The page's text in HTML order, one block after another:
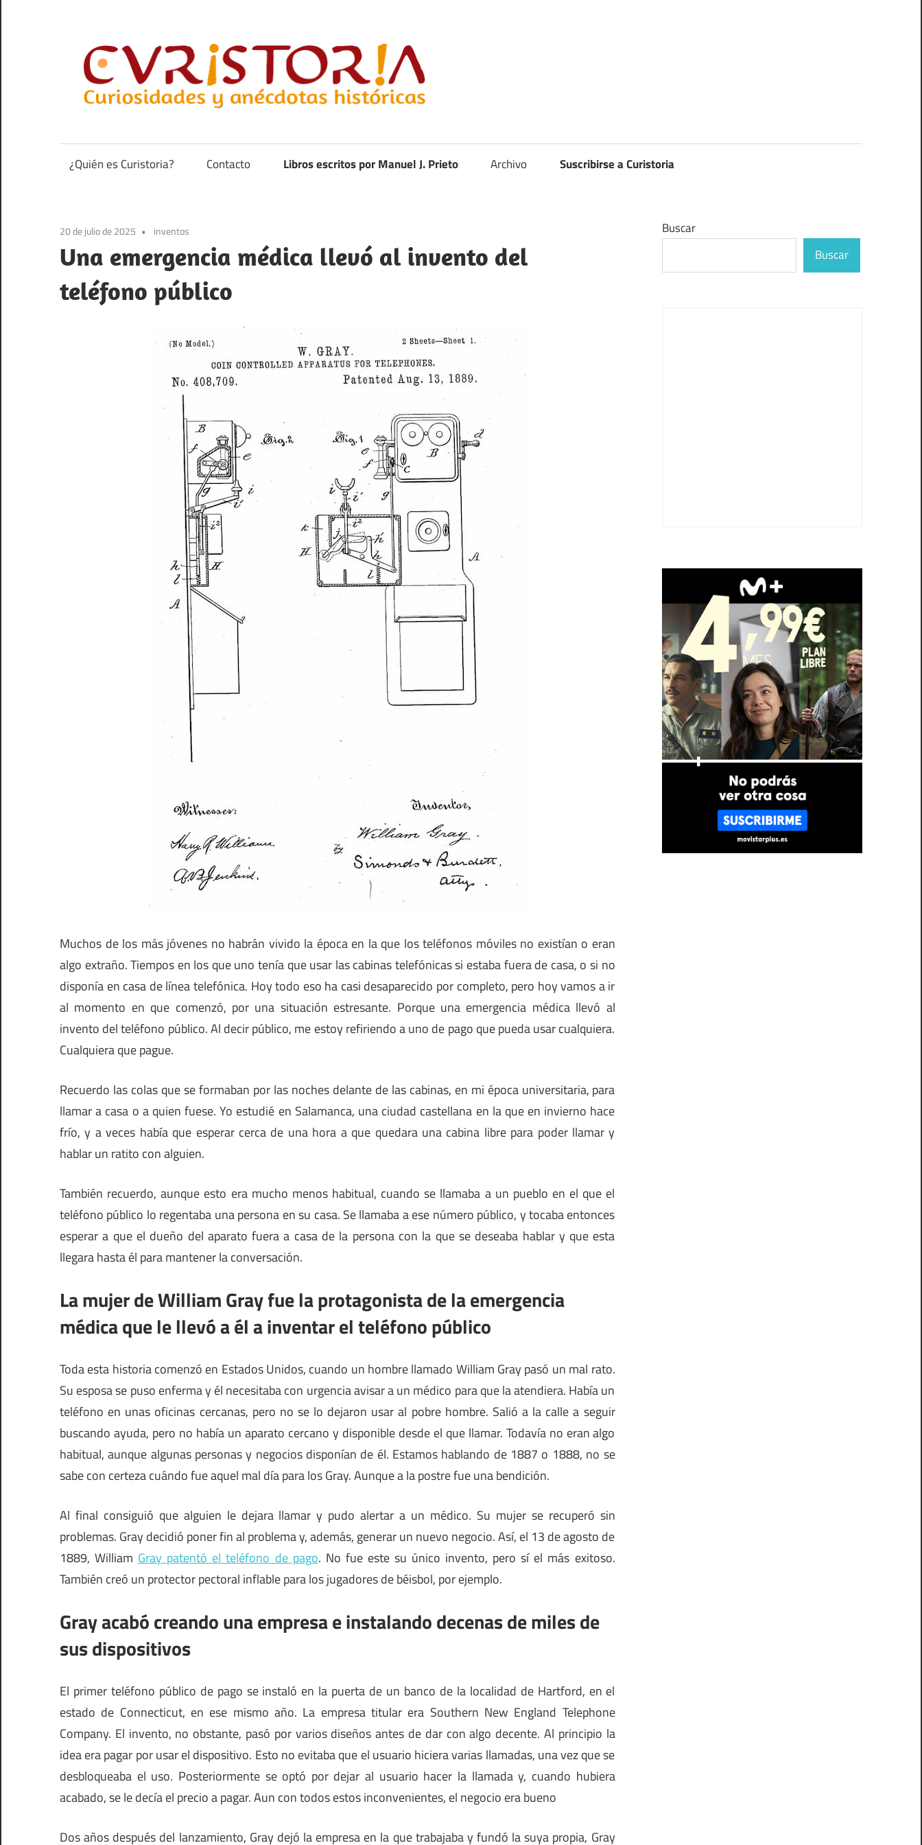
contenido
anécdotas
de
¿Quién es Curistoria? Contacto Libros escritos por Manuel J. Prieto Archivo Suscribirse a Curistoria
20 de julio de 2025 inventos
Una emergencia médica llevó al invento del
teléfono público
Muchos de los más jóvenes no habrán vivido la época en la que los teléfonos móviles no existían o eran
algo extraño. Tiempos en los que uno tenía que usar las cabinas telefónicas si estaba fuera de casa, o si no
disponía en casa de línea telefónica. Hoy todo eso ha casi desaparecido por completo, pero hoy vamos a ir
al momento en que comenzó, por una situación estresante. Porque una emergencia médica llevó al
invento del teléfono público. Al decir público, me estoy refiriendo a uno de pago que pueda usar cualquiera.
Cualquiera que pague.
Recuerdo las colas que se formaban por las noches delante de las cabinas, en mi época universitaria, para
llamar a casa o a quien fuese. Yo estudié en Salamanca, una ciudad castellana en la que en invierno hace
frío, y a veces había que esperar cerca de una hora a que quedara una cabina libre para poder llamar y
hablar un ratito con alguien.
También recuerdo, aunque esto era mucho menos habitual, cuando se llamaba a un pueblo en el que el
teléfono público lo regentaba una persona en su casa. Se llamaba a ese número público, y tocaba entonces
esperar a que el dueño del aparato fuera a casa de la persona con la que se deseaba hablar y que esta
llegara hasta él para mantener la conversación.
La mujer de William Gray fue la protagonista de la emergencia
médica que le llevó a él a inventar el teléfono público
Toda esta historia comenzó en Estados Unidos, cuando un hombre llamado William Gray pasó un mal rato.
Su esposa se puso enferma y él necesitaba con urgencia avisar a un médico para que la atendiera. Había un
teléfono en unas oficinas cercanas, pero no se lo dejaron usar al pobre hombre. Salió a la calle a seguir
buscando ayuda, pero no había un aparato cercano y disponible desde el que llamar. Todavía no eran algo
habitual, aunque algunas personas y negocios disponían de él. Estamos hablando de 1887 o 1888, no se
sabe con certeza cuándo fue aquel mal día para los Gray. Aunque a la postre fue una bendición.
Al final consiguió que alguien le dejara llamar y pudo alertar a un médico. Su mujer se recuperó sin
problemas. Gray decidió poner fin al problema y, además, generar un nuevo negocio. Así, el 13 de agosto de
1889, William Gray patentó el teléfono de pago. No fue este su único invento, pero sí el más exitoso.
También creó un protector pectoral inflable para los jugadores de béisbol, por ejemplo.
Gray acabó creando una empresa e instalando decenas de miles de
sus dispositivos
El primer teléfono público de pago se instaló en la puerta de un banco de la localidad de Hartford, en el
estado de Connecticut, en ese mismo año. La empresa titular era Southern New England Telephone
Company. El invento, no obstante, pasó por varios diseños antes de dar con algo decente. Al principio la
idea era pagar por usar el dispositivo. Esto no evitaba que el usuario hiciera varias llamadas, una vez que se
desbloqueaba el uso. Posteriormente se optó por dejar al usuario hacer la llamada y, cuando hubiera
acabado, se le decía el precio a pagar. Aun con todos estos inconvenientes, el negocio era bueno
Dos años después del lanzamiento, Gray dejó la empresa en la que trabajaba y fundó la suya propia, Gray
Buscar
Buscar